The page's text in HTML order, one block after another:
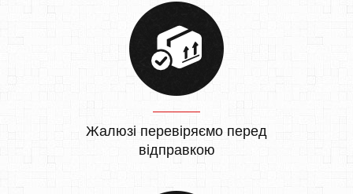
Жалюзі перевіряємо перед
відправкою